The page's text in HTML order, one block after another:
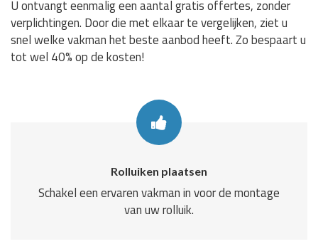
U ontvangt eenmalig een aantal gratis offertes, zonder
verplichtingen. Door die met elkaar te vergelijken, ziet u
snel welke vakman het beste aanbod heeft. Zo bespaart u
tot wel 40% op de kosten!
Rolluiken plaatsen
Schakel een ervaren vakman in voor de montage
van uw rolluik.